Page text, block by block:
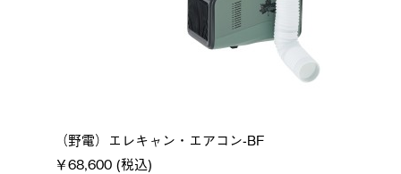
（野電）エレキャン・エアコン-BF
￥68,600 (税込)